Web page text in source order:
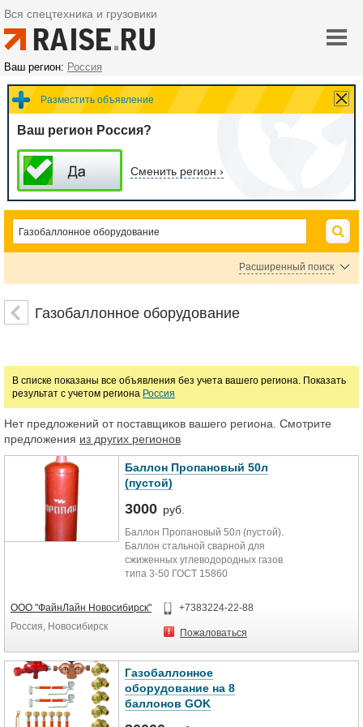
Вся спецтехника и грузовики
Ваш регион: Россия
Разместить объявление
Ваш регион Россия?
Сменить регион ›
Расширенный поиск
ЦенаГазобаллонное оборудование
В списке показаны все объявления без учета вашего региона. Показать
результат с учетом региона Россия
Нет предложений от поставщиков вашего региона. Смотрите
предложения из других регионов
Баллон Пропановый 50л
(пустой)
3000 руб.
Баллон Пропановый 50л (пустой).
Баллон стальной сварной для
сжиженных углеводородных газов
типа 3-50 ГОСТ 15860
транспортирования и хранения пр
Баллон предназначен для
транспортирования и хранения
кг 21,2
масса пустого баллона, кг 22
давление газа в баллоне (max),
МРа 1,6
ООО "ФайнЛайн Новосибирск"
Россия, Новосибирск
+7383224-22-88
Пожаловаться
Газобаллонное
оборудование на 8
баллонов GOK